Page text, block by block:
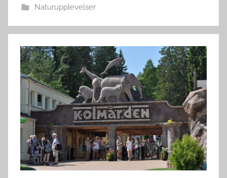
Naturupplevelser